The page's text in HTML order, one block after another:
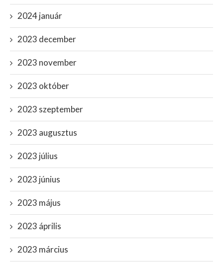
2024 január
2023 december
2023 november
2023 október
2023 szeptember
2023 augusztus
2023 július
2023 június
2023 május
2023 április
2023 március